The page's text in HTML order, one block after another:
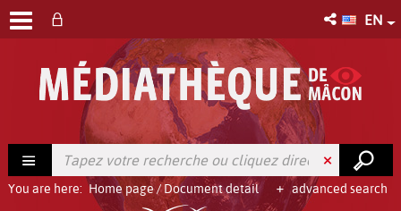
EN
advanced search
You are here: Home page/Document detail